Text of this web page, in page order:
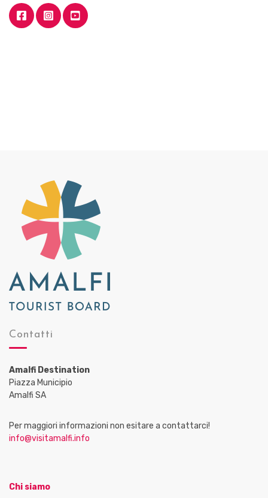
Contatti
Amalfi Destination
Piazza Municipio
Amalfi SA
Per maggiori informazioni non esitare a contattarci!
info@visitamalfi.info
Chi siamo